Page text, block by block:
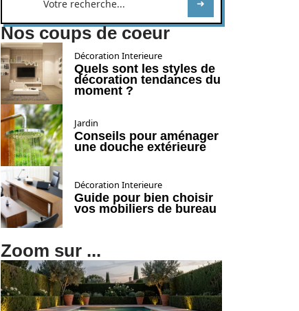
Nos coups de coeur
Décoration Interieure
Quels sont les styles de
décoration tendances du
moment ?
Jardin
Conseils pour aménager
une douche extérieure
Décoration Interieure
Guide pour bien choisir
vos mobiliers de bureau
Zoom sur ...